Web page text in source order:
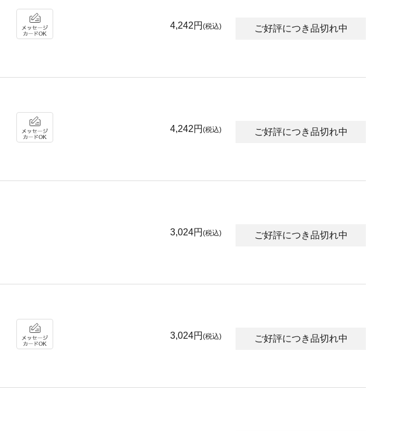
4,242円 (税込) ご好評につき品切れ中
4,242円 (税込) ご好評につき品切れ中
3,024円 (税込) ご好評につき品切れ中
3,024円 (税込) ご好評につき品切れ中